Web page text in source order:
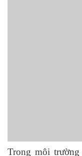
Trong môi trường